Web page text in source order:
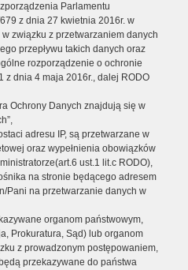
Parlamentu
z dnia 27 kwietnia 2016r. w
związku z przetwarzaniem danych
przepływu takich danych oraz
rozporządzenie o ochronie
z dnia 4 maja 2016r., dalej RODO
Ochrony Danych znajdują się w
adresu IP, są przetwarzane w
oraz wypełnienia obowiązków
ust.1 lit.c RODO),
na stronie będącego adresem
Pani na przetwarzanie danych w
organom państwowym,
Prokuratura, Sąd) lub organom
z prowadzonym postępowaniem,
przekazywane do państwa